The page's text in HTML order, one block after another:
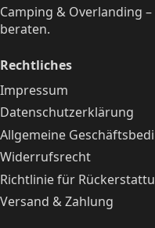
Camping & Overlanding
beraten.
Rechtliches
Impressum
Datenschutzerklärung
Allgemeine
Widerrufsrecht
Richtlinie für
Versand & Zahlung